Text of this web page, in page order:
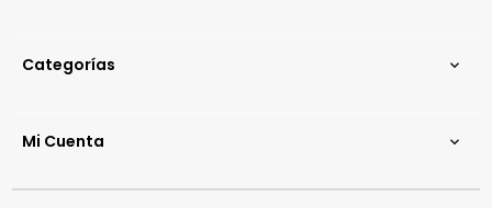
Categorías 
Mi Cuenta 